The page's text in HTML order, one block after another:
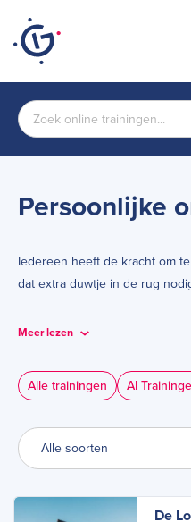
Persoonlijke
Iedereen heeft de kracht om
dat extra duwtje in de rug
vitaliteit en groei. Je zoomt in
tools om je talenten te
niveau te tillen.
Bij
diepgaande trainingen op het
mentale veerkracht. Wat ons
die bij jou past.
Meer lezen
Alle trainingen AI
De